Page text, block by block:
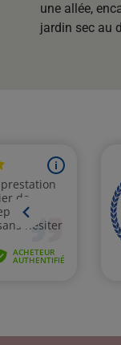
une allée,
jardin sec au